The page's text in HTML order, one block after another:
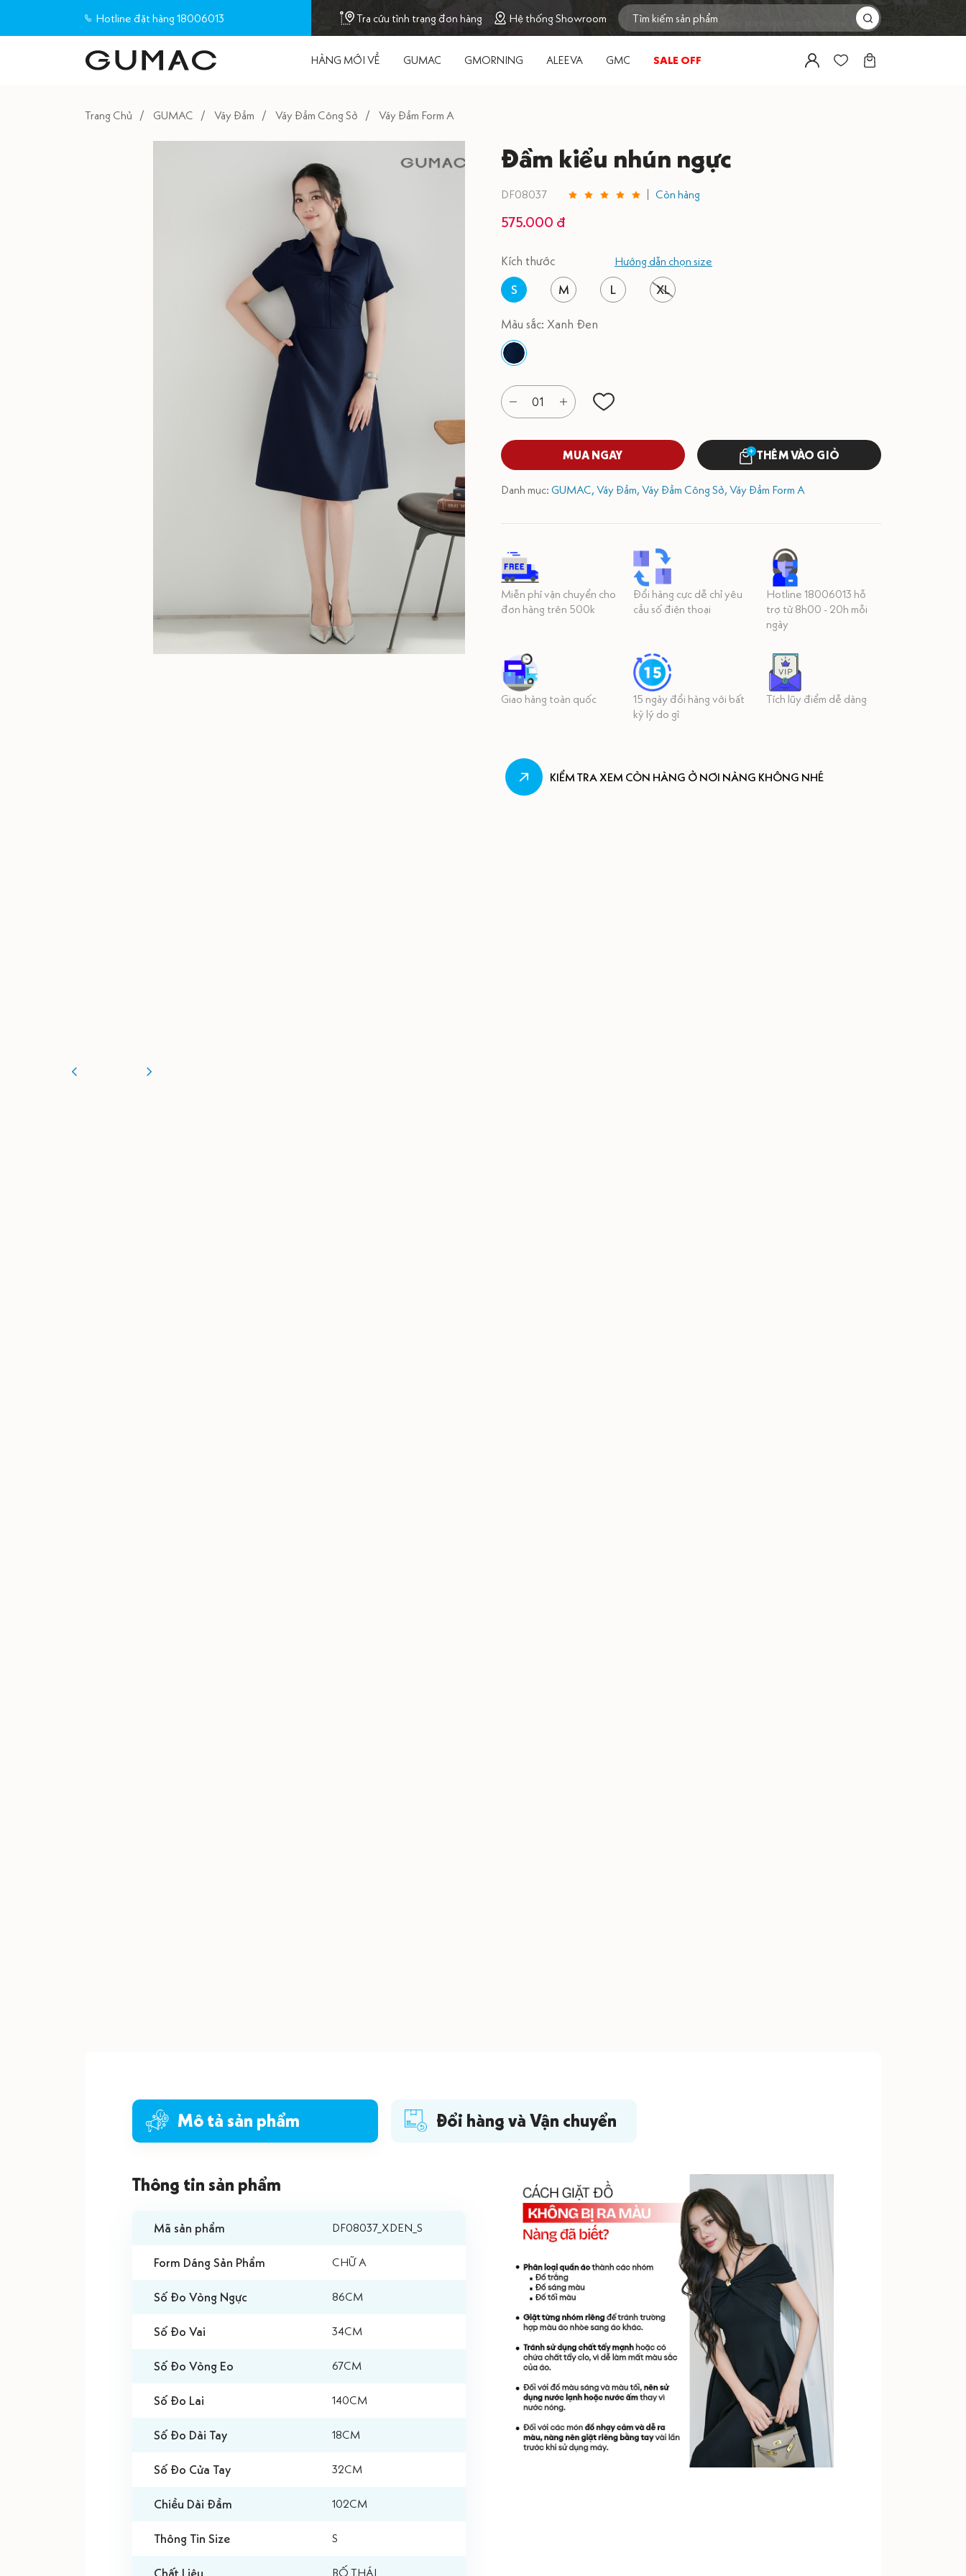
Hotline đặt hàng 18006013 Tra cứu tình trạng đơn hàng Hệ thống Showroom
HÀNG MỚI VỀ GUMAC GMORNING ALEEVA GMC SALE OFF
Trang Chủ GUMAC Váy Đầm Váy Đầm Công Sở Váy Đầm Form A
Đầm kiểu nhún ngực
DF08037 Còn hàng
575.000 đ
Kích thước Hướng dẫn chọn size
S M L XL
Màu sắc: Xanh Đen
01
MUA NGAY THÊM VÀO GIỎ
Danh mục: GUMAC, Váy Đầm, Váy Đầm Công Sở, Váy Đầm Form A
Miễn phí vận chuyển cho
đơn hàng trên 500k
Đổi hàng cực dễ chỉ yêu
cầu số điện thoại
Hotline 18006013 hỗ
trợ từ 8h00 - 20h mỗi
ngày
Giao hàng toàn quốc
15 ngày đổi hàng với bất
kỳ lý do gì
Tích lũy điểm dễ dàng
KIỂM TRA XEM CÒN HÀNG Ở NƠI NÀNG KHÔNG NHÉ
Mô tả sản phẩm Đổi hàng và Vận chuyển
Thông tin sản phẩm
Mã sản phẩm DF08037_XDEN_S
Form Dáng Sản Phẩm CHỮ A
Số Đo Vòng Ngực 86CM
Số Đo Vai 34CM
Số Đo Vòng Eo 67CM
Số Đo Lai 140CM
Số Đo Dài Tay 18CM
Số Đo Cửa Tay 32CM
Chiều Dài Đầm 102CM
Thông Tin Size S
BỐ THÁI